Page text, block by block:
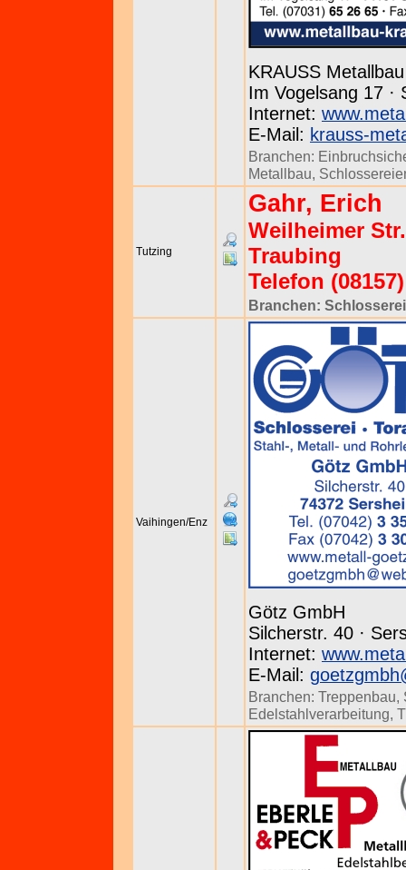
KRAUSS Metallbau
Im Vogelsang 17 ·
Internet:
E-Mail: krauss-
Branchen:
Metallbau,
Tutzing
Gahr, Erich
Weilheimer
Traubing
Telefon
Branchen:
Vaihingen/Enz
Götz GmbH
Silcherstr. 40 ·
Internet:
E-Mail:
Branchen: Treppenbau,
Edelstahlverarbeitung,